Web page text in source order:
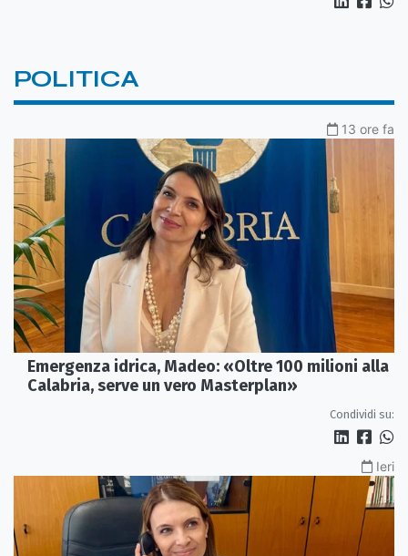
POLITICA
13 ore fa
Emergenza idrica, Madeo: «Oltre 100 milioni alla
Calabria, serve un vero Masterplan»
Condividi su:
Ieri